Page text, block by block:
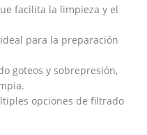
facilita la limpieza y el
para la preparación
goteos y sobrepresión,
opciones de filtrado